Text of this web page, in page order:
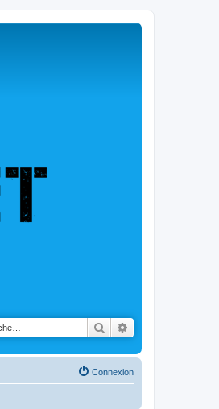
Rechercher
Connexion